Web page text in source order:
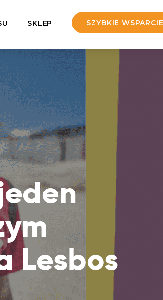
WSPIERAM REGULARNIE
Pomagaj efektywnie, przekazując na
Adoptuj Seniora
Dołącz do rodziny Seniora, wspierając
go finansowo i emocjonalnie
Drużyny Aniołów
Wspieraj pracę konkretnego misjonarza
i pozostań z nim kontakcie
Wiatraczek dla Życia
Uratuj dziecko cierpiące z powodu
głodu i wspieraj edukację rodziców
przez
Dajemy
w
już
dociera
SKLEP SZYBKIE WSPARCIE
Lesbos